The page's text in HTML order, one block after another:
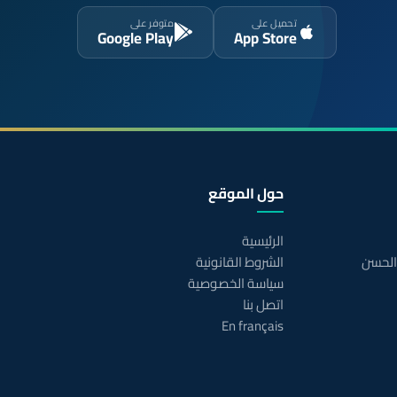
تحميل على
App Store
متوفر على
Google Play
حول الموقع
الرئيسية
الشروط القانونية
سياسة الخصوصية
اتصل بنا
En français